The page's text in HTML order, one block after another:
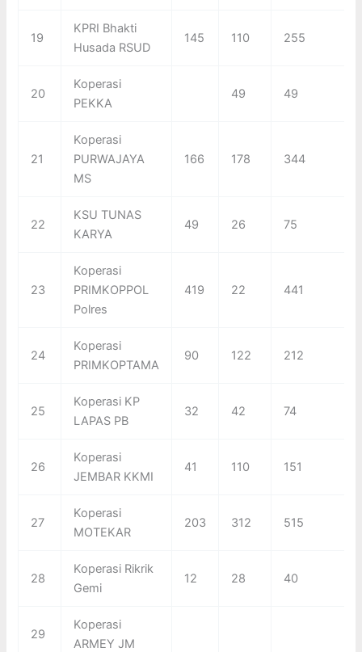
19
KPRI Bhakti
Husada RSUD
145 110 255
20
Koperasi
PEKKA
49 49
21
Koperasi
PURWAJAYA
MS
166 178 344
22
KSU TUNAS
KARYA
49 26 75
23
Koperasi
PRIMKOPPOL
Polres
419 22 441
24
Koperasi
PRIMKOPTAMA
90 122 212
25
Koperasi KP
LAPAS PB
32 42 74
26
Koperasi
JEMBAR KKMI
41 110 151
27
Koperasi
MOTEKAR
203 312 515
28
Koperasi Rikrik
Gemi
12 28 40
29
Koperasi
ARMEY JM